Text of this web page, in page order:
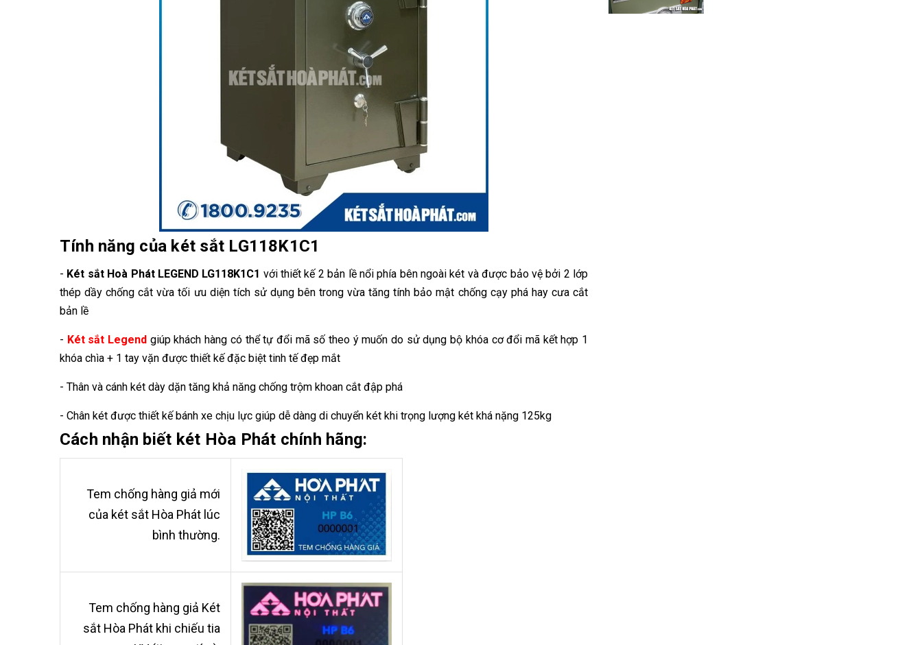
Tính năng của két sắt LG118K1C1
- Két sắt Hoà Phát LEGEND LG118K1C1 với thiết kế 2 bản lề nổi phía bên ngoài két và được bảo vệ bởi 2 lớp
thép dầy chống cắt vừa tối ưu diện tích sử dụng bên trong vừa tăng tính bảo mật chống cạy phá hay cưa cắt
bản lề
- Két sắt Legend giúp khách hàng có thể tự đổi mã số theo ý muốn do sử dụng bộ khóa cơ đổi mã kết hợp 1
khóa chìa + 1 tay vặn được thiết kế đặc biệt tinh tế đẹp mắt
- Thân và cánh két dày dặn tăng khả năng chống trộm khoan cắt đập phá
- Chân két được thiết kế bánh xe chịu lực giúp dễ dàng di chuyển két khi trọng lượng két khá nặng 125kg
Cách nhận biết két Hòa Phát chính hãng:
Tem chống hàng giả mới
của két sắt Hòa Phát lúc
bình thường.
Tem chống hàng giả Két
sắt Hòa Phát khi chiếu tia